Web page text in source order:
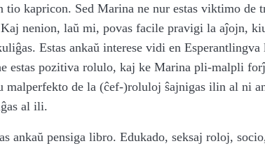
tio kapricon. Sed Marina ne nur estas viktimo de
nenion, laŭ mi, povas facile pravigi la aĵojn,
Estas ankaŭ interese vidi en
estas pozitiva rolulo, kaj ke Marina pli-malpli
malperfekto de la (ĉef-)roluloj ŝajnigas ilin al ni
al ili.
ankaŭ pensiga libro. Edukado, seksaj roloj,